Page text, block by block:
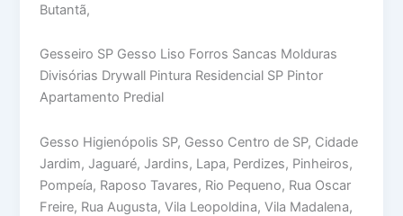
Butantã,
Gesseiro SP Gesso Liso Forros Sancas Molduras
Divisórias Drywall Pintura Residencial SP Pintor
Apartamento Predial
Gesso Higienópolis SP, Gesso Centro de SP, Cidade
Jardim, Jaguaré, Jardins, Lapa, Perdizes, Pinheiros,
Pompeía, Raposo Tavares, Rio Pequeno, Rua Oscar
Freire, Rua Augusta, Vila Leopoldina, Vila Madalena,